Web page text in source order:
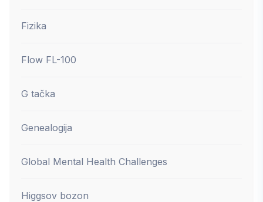
Fizika
Flow FL-100
G tačka
Genealogija
Global Mental Health Challenges
Higgsov bozon